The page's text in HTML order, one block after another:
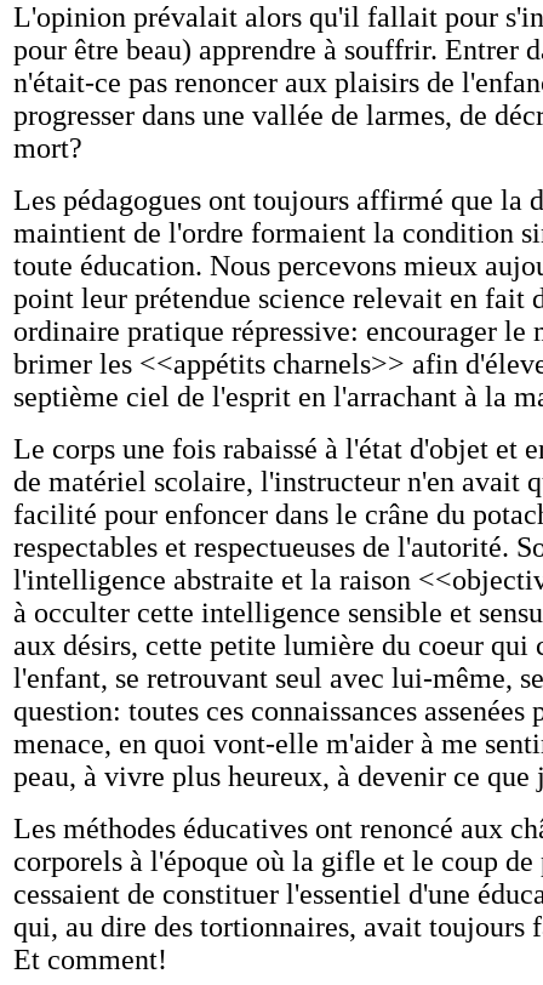
L'opinion prévalait alors qu'il fallait pour
pour être beau) apprendre à souffrir. Entrer
n'était-ce pas renoncer aux plaisirs de
progresser dans une vallée de larmes, de
mort?
Les pédagogues ont toujours affirmé que la
maintient de l'ordre formaient la condition
toute éducation. Nous percevons mieux
point leur prétendue science relevait en fait
ordinaire pratique répressive: encourager le
brimer les <<appétits charnels>> afin
septième ciel de l'esprit en l'arrachant à la
Le corps une fois rabaissé à l'état d'objet et
de matériel scolaire, l'instructeur n'en avait
facilité pour enfoncer dans le crâne du
respectables et respectueuses de l'autorité.
l'intelligence abstraite et la raison
à occulter cette intelligence sensible et
aux désirs, cette petite lumière du coeur qui
l'enfant, se retrouvant seul avec lui-même,
question: toutes ces connaissances assenées
menace, en quoi vont-elle m'aider à me
peau, à vivre plus heureux, à devenir ce que
Les méthodes éducatives ont renoncé aux
corporels à l'époque où la gifle et le coup de
cessaient de constituer l'essentiel d'une
qui, au dire des tortionnaires, avait toujours
Et comment!